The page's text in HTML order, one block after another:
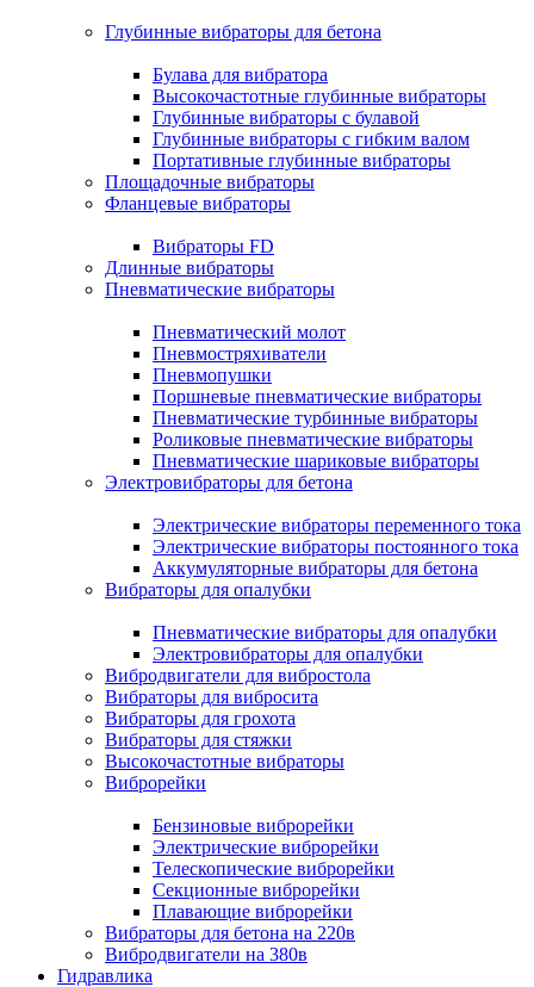
Глубинные вибраторы для бетона
Булава для вибратора
Высокочастотные глубинные вибраторы
Глубинные вибраторы с булавой
Глубинные вибраторы с гибким валом
Портативные глубинные вибраторы
Площадочные вибраторы
Фланцевые вибраторы
Вибраторы FD
Длинные вибраторы
Пневматические вибраторы
Пневматический молот
Пневмостряхиватели
Пневмопушки
Поршневые пневматические вибраторы
Пневматические турбинные вибраторы
Роликовые пневматические вибраторы
Пневматические шариковые вибраторы
Электровибраторы для бетона
Электрические вибраторы переменного тока
Электрические вибраторы постоянного тока
Аккумуляторные вибраторы для бетона
Вибраторы для опалубки
Пневматические вибраторы для опалубки
Электровибраторы для опалубки
Вибродвигатели для вибростола
Вибраторы для вибросита
Вибраторы для грохота
Вибраторы для стяжки
Высокочастотные вибраторы
Виброрейки
Бензиновые виброрейки
Электрические виброрейки
Телескопические виброрейки
Секционные виброрейки
Плавающие виброрейки
Вибраторы для бетона на 220в
Вибродвигатели на 380в
Гидравлика